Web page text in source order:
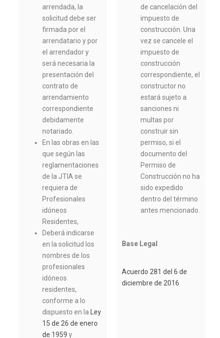
arrendada, la
solicitud debe ser
firmada por el
arrendatario y por
el arrendador y
será necesaria la
presentación del
contrato de
arrendamiento
correspondiente
debidamente
notariado.
En las obras en las
que según las
reglamentaciones
de la JTIA se
requiera de
Profesionales
idóneos
Residentes,
Deberá indicarse
en la solicitud los
nombres de los
profesionales
idóneos
residentes,
conforme a lo
dispuesto en la
Ley
15 de 26 de enero
de 1959 y
de cancelación del
impuesto de
construcción. Una
vez se cancele el
impuesto de
construcción
correspondiente, el
constructor no
estará sujeto a
sanciones ni
multas por
construir sin
permiso, si el
documento del
Permiso de
Construcción no ha
sido expedido
dentro del término
antes mencionado.
Base Legal
Acuerdo 281 del 6 de
diciembre de 2016